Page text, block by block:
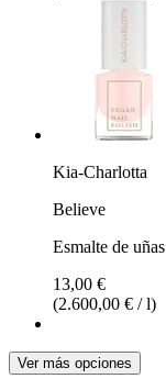
Kia-Charlotta
Believe
Esmalte de
13,00 €
(2.600,00 € / l)
Ver más opciones